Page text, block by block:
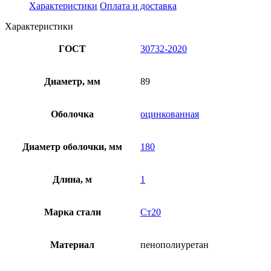
Характеристики Оплата и доставка
Характеристики
ГОСТ 30732-2020
Диаметр, мм 89
Оболочка оцинкованная
Диаметр оболочки, мм 180
Длина, м 1
Марка стали Ст20
Материал пенополиуретан